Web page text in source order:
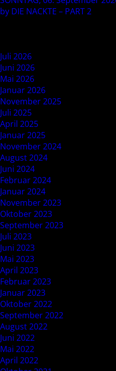
by DIE NACKTE – PART 2
Juli 2026
Juni 2026
Mai 2026
Januar 2026
November 2025
Juli 2025
April 2025
Januar 2025
November 2024
August 2024
Juni 2024
Februar 2024
Januar 2024
November 2023
Oktober 2023
September 2023
Juli 2023
Juni 2023
Mai 2023
April 2023
Februar 2023
Januar 2023
Oktober 2022
September 2022
August 2022
Juni 2022
Mai 2022
April 2022